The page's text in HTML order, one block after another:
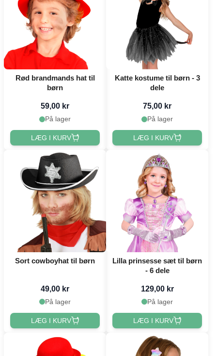
Rød brandmands hat til
børn
59,00 kr
På lager
LÆG I KURV
Katte kostume til børn - 3
dele
75,00 kr
På lager
LÆG I KURV
Sort cowboyhat til børn
49,00 kr
På lager
LÆG I KURV
Lilla prinsesse sæt til børn
- 6 dele
129,00 kr
På lager
LÆG I KURV